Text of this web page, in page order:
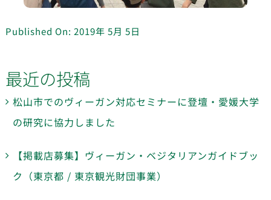
Published On: 2019年 5月 5日
最近の投稿
松山市でのヴィーガン対応セミナーに登壇・愛媛大学
の研究に協力しました
【掲載店募集】ヴィーガン・ベジタリアンガイドブッ
ク（東京都 / 東京観光財団事業）